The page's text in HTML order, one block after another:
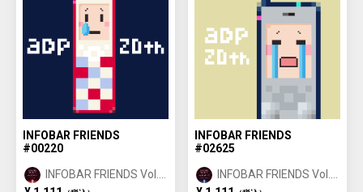
INFOBAR FRIENDS
#00220
INFOBAR FRIENDS Vol.1
NISHIKIGOI ①
INFOBAR FRIENDS
#02625
INFOBAR FRIENDS Vol.1
BUILDING ②